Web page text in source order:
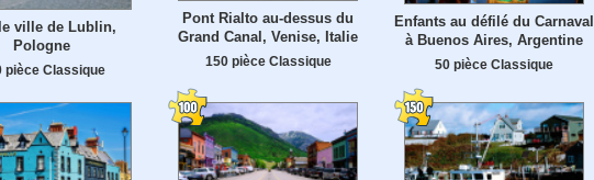
ville de Lublin,
Pologne
pièce Classique
Pont Rialto au-dessus du
Grand Canal, Venise, Italie
150 pièce Classique
Enfants au défilé du Carnaval
à Buenos Aires, Argentine
50 pièce Classique